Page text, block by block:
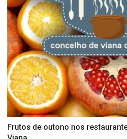
Frutos de outono nos